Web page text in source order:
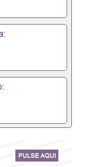
）。 注：
成绩单，学
要求安
假的
要定居国
单位/国企假
单位需要些
用吗, 挂科
有正常毕
吗,您是否
您是
证在校挂科
找